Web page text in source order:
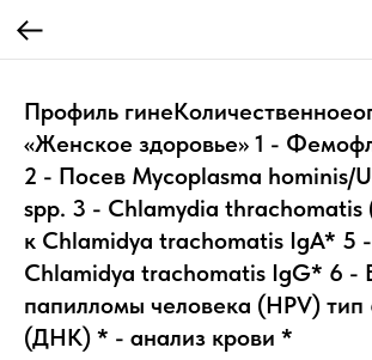
Профиль
«Женское здоровье» 1 -
2 - Посев Mycoplasma hominis/
spp. 3 - Chlamydia
к Chlamidya trachomatis IgA* 5
Chlamidya trachomatis IgG* 6 -
папилломы человека (HPV) тип
(ДНК) * - анализ крови *